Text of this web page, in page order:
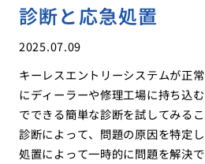
診断と応急処置
2025.07.09
キーレスエントリーシステムが正
にディーラーや修理工場に持ち込
でできる簡単な診断を試してみる
診断によって、問題の原因を特定
処置によって一時的に問題を解決